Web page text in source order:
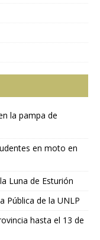
la pampa de
en moto en
Luna de Esturión
Pública de la UNLP
hasta el 13 de